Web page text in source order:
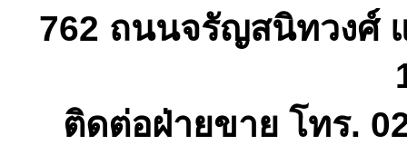
762 ถนนจรัญสนิทวงศ์
ติดต่อฝ่ายขาย โทร.